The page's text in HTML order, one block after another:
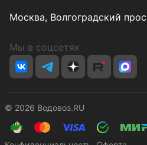
Москва, Волгоградский
Мы в соцсетях
© 2026 Водовоз.RU